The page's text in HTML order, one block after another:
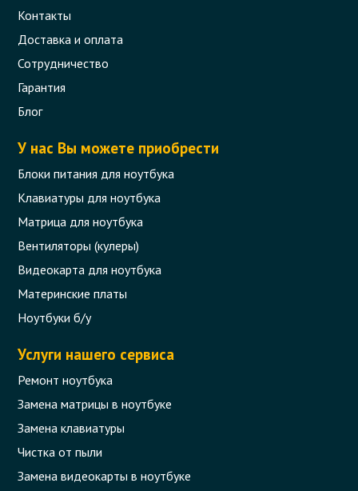
Контакты
Доставка и оплата
Сотрудничество
Гарантия
Блог
У нас Вы можете приобрести
Блоки питания для ноутбука
Клавиатуры для ноутбука
Матрица для ноутбука
Вентиляторы (кулеры)
Видеокарта для ноутбука
Материнские платы
Ноутбуки б/у
Услуги нашего сервиса
Ремонт ноутбука
Замена матрицы в ноутбуке
Замена клавиатуры
Чистка от пыли
Замена видеокарты в ноутбуке